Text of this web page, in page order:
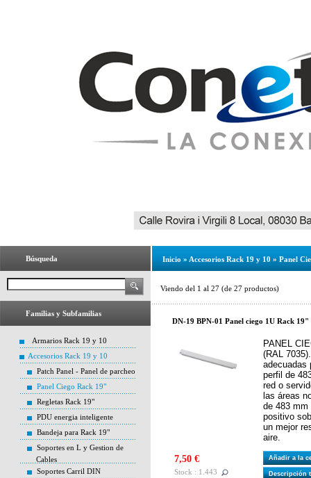
Búsqueda
Familias y Subfamilias
Armarios Rack 19 y 10
Accesorios Rack 19 y 10
Patch Panel - Panel de parcheo
Panel Ciego Rack 19"
Regletas Rack 19"
PDU energia inteligente
Bandeja para Rack 19"
Soportes en L y Gestion de
Cables
Soportes Carril DIN
Inicio » Accesorios Rack 19 y 10 » Panel
Viendo del 1 al 27 (de 27 productos)
DN-19 BPN-01 Panel ciego 1U Rack
PANEL
(RAL
adecuadas
perfil de
red o
las áreas
de 483 mm
positivo
un mejor
aire.
7,50 €
Stock : 1.443
Añadir a la
Descripción